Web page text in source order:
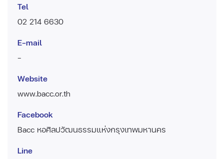
Tel
02 214 6630
E-mail
-
Website
www.bacc.or.th
Facebook
Bacc หอศิลปวัฒนธรรมแห่งกรุงเทพมหานคร
Line